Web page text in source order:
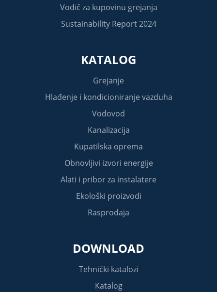
Vodič za kupovinu grejanja
Sustainability Report 2024
KATALOG
Grejanje
Hlađenje i kondicioniranje vazduha
Vodovod
Kanalizacija
Kupatilska oprema
Obnovljivi izvori energije
Alati i pribor za instalatere
Ekološki proizvodi
Rasprodaja
DOWNLOAD
Tehnički katalozi
Katalog